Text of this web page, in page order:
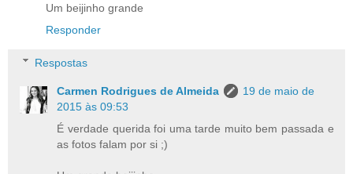
Um beijinho grande
Responder
Respostas
Carmen Rodrigues de Almeida
19 de maio de
2015 às 09:53
É verdade querida foi uma tarde muito bem passada e
as fotos falam por si ;)